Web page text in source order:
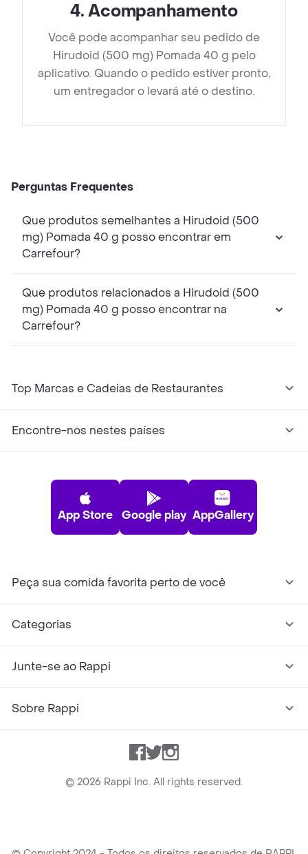
4.Acompanhamento
Você pode acompanhar seu pedido de
Hirudoid (500 mg) Pomada 40 g pelo
aplicativo. Quando o pedido estiver pronto,
um entregador o levará até o destino.
Perguntas Frequentes
Que produtos semelhantes a Hirudoid (500
mg) Pomada 40 g posso encontrar em
Carrefour?
Que produtos relacionados a Hirudoid (500
mg) Pomada 40 g posso encontrar na
Carrefour?
Top Marcas e Cadeias de Restaurantes
Encontre-nos nestes países
App Store Google play AppGallery
Peça sua comida favorita perto de você
Categorias
Junte-se ao Rappi
Sobre Rappi
Facebook
TwitterInstagram
© 2026 Rappi Inc. All rights reserved.